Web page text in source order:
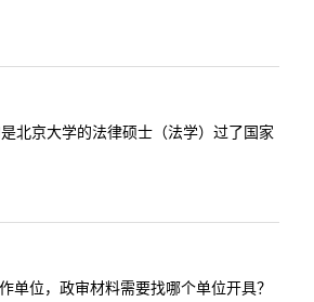
北京大学的法律硕士（法学）过了国家
位，政审材料需要找哪个单位开具？